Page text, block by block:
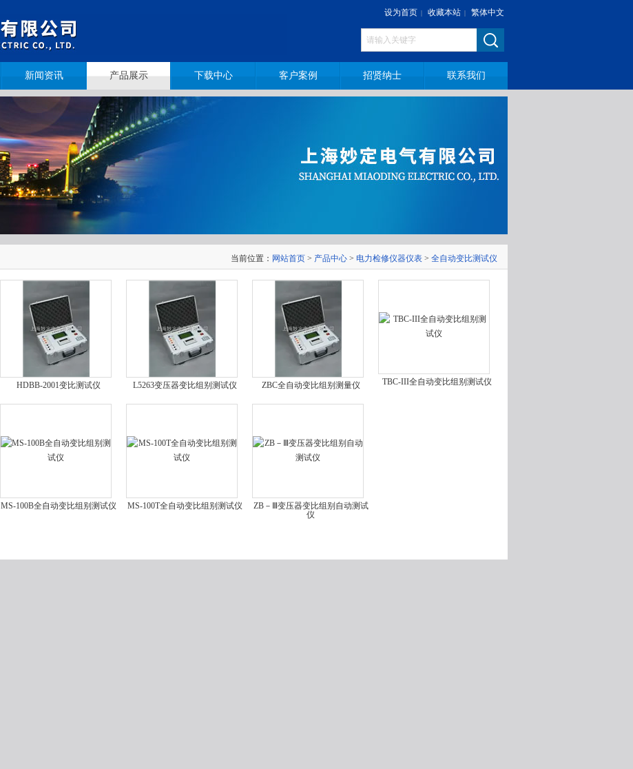
设为首页 | 收藏本站 | 繁体中文
新闻资讯 产品展示 下载中心 客户案例 招贤纳士 联系我们
当前位置： 网站首页 > 产品中心 > 电力检修仪器仪表 > 全自动变比测试仪
HDBB-2001变比测试仪 L5263变压器变比组别测试仪 ZBC全自动变比组别测量仪 TBC-III全自动变比组别测试仪
MS-100B全自动变比组别测试仪 MS-100T全自动变比组别测试仪
ZB－Ⅲ变压器变比组别自动测试
仪